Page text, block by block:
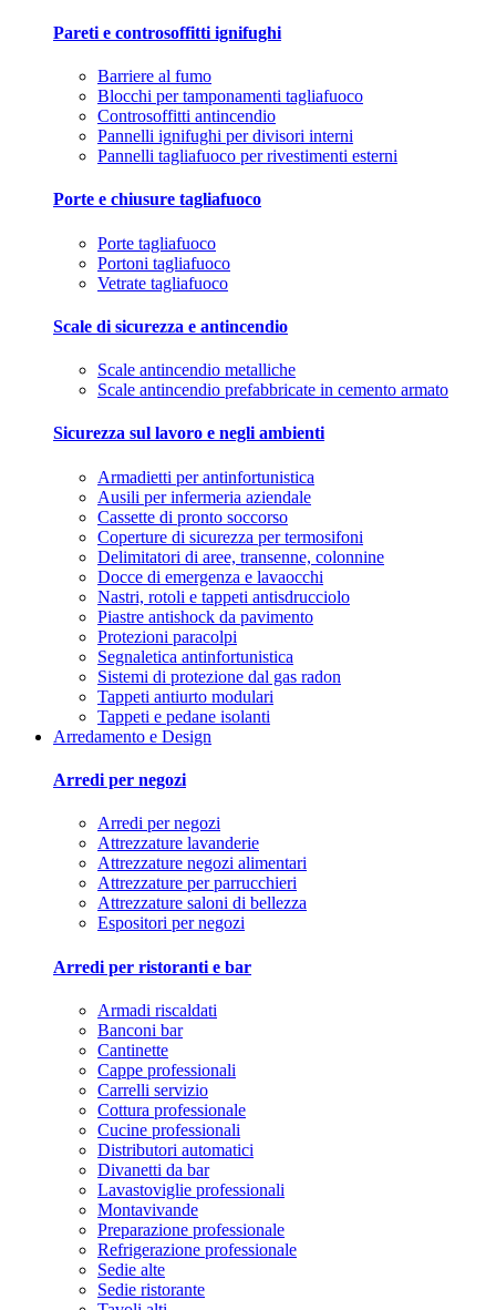
Pareti e controsoffitti ignifughi
Barriere al fumo
Blocchi per tamponamenti tagliafuoco
Controsoffitti antincendio
Pannelli ignifughi per divisori interni
Pannelli tagliafuoco per rivestimenti esterni
Porte e chiusure tagliafuoco
Porte tagliafuoco
Portoni tagliafuoco
Vetrate tagliafuoco
Scale di sicurezza e antincendio
Scale antincendio metalliche
Scale antincendio prefabbricate in cemento armato
Sicurezza sul lavoro e negli ambienti
Armadietti per antinfortunistica
Ausili per infermeria aziendale
Cassette di pronto soccorso
Coperture di sicurezza per termosifoni
Delimitatori di aree, transenne, colonnine
Docce di emergenza e lavaocchi
Nastri, rotoli e tappeti antisdrucciolo
Piastre antishock da pavimento
Protezioni paracolpi
Segnaletica antinfortunistica
Sistemi di protezione dal gas radon
Tappeti antiurto modulari
Tappeti e pedane isolanti
Arredamento e Design
Arredi per negozi
Arredi per negozi
Attrezzature lavanderie
Attrezzature negozi alimentari
Attrezzature per parrucchieri
Attrezzature saloni di bellezza
Espositori per negozi
Arredi per ristoranti e bar
Armadi riscaldati
Banconi bar
Cantinette
Cappe professionali
Carrelli servizio
Cottura professionale
Cucine professionali
Distributori automatici
Divanetti da bar
Lavastoviglie professionali
Montavivande
Preparazione professionale
Refrigerazione professionale
Sedie alte
Sedie ristorante